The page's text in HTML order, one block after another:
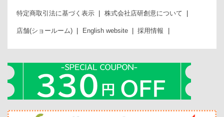
特定商取引法に基づく表示 株式会社店研創意について
店舗(ショールーム) English website 採用情報